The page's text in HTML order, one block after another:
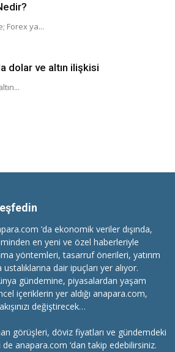
Forex ya...
dolar ve altın ilişkisi
’da ekonomik veriler dışında,
en yeni ve özel haberleriyle
yöntemleri, tasarruf önerileri, yatırım
dair ipuçları yer alıyor.
gündemine, piyasalardan yaşam
içeriklerin yer aldığı anapara.com,
değiştirecek…
görüşleri, döviz fiyatları ve gündemdeki
anapara.com ‘dan takip edebilirsiniz.